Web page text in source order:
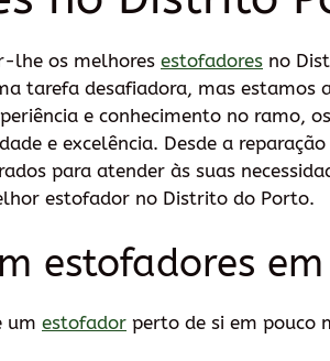
lhe os melhores estofadores no
tarefa desafiadora, mas
e conhecimento no ramo,
e excelência. Desde a
para atender às suas
estofador no Distrito do Porto.
estofadores
um estofador perto de si em pouco